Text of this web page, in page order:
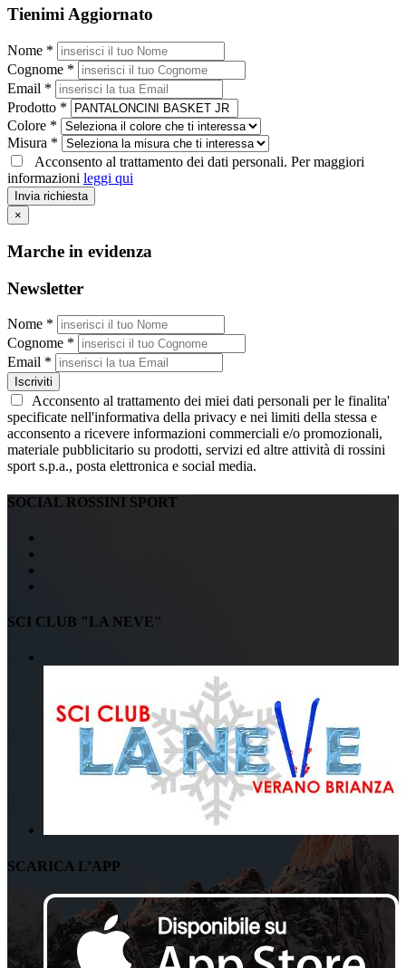
Tienimi Aggiornato
Nome *
Cognome *
Email *
Prodotto *
Colore *
Misura *
Acconsento al trattamento dei dati personali. Per maggiori
informazioni leggi qui
Invia richiesta
×
Marche in evidenza
Newsletter
Nome *
Cognome *
Email *
Iscriviti
Acconsento al trattamento dei miei dati personali per le finalita'
specificate nell'informativa della privacy e nei limiti della stessa e
acconsento a ricevere informazioni commerciali e/o promozionali,
materiale pubblicitario su prodotti, servizi ed altre attività di rossini
sport s.p.a., posta elettronica e social media.
SOCIAL ROSSINI SPORT
SCI CLUB "LA NEVE"
SCARICA L’APP